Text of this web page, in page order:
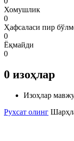
Хомушлик
0
Ҳафсаласи пир
0
Ёқмайди
0
0 изоҳлар
Изоҳлар
Рухсат олинг